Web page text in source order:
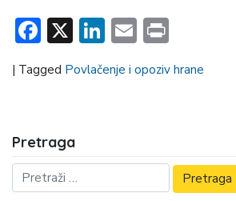
Facebook
X LinkedIn
Email
| Tagged Povlačenje i opoziv hrane
Pretraga